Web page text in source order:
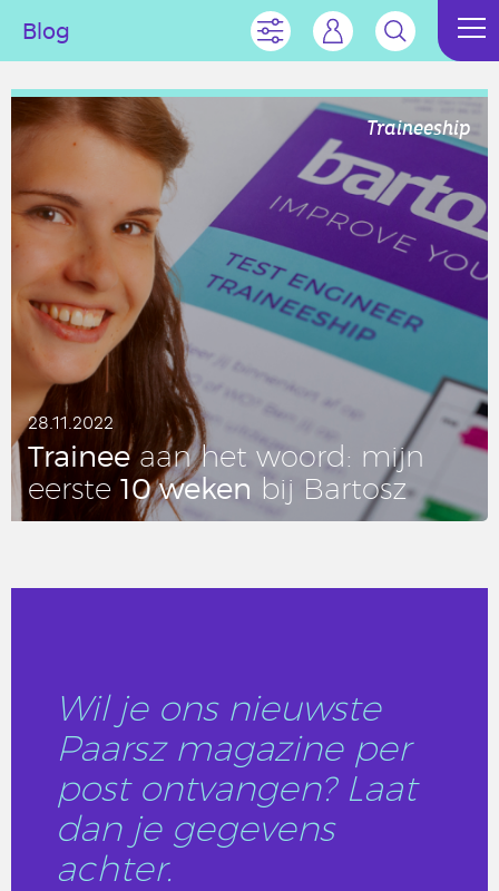
Blog
Traineeship
28.11.2022
Traineeaan het woord: mijn
eerste10 weken bij Bartosz
Wil je ons nieuwste
Paarsz magazine per
post ontvangen? Laat
dan je gegevens
achter.